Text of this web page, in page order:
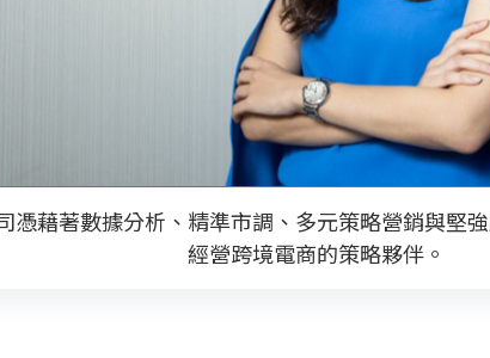
憑藉著數據分析、精準市調、多元策略營銷與堅
經營跨境電商的策略夥伴。